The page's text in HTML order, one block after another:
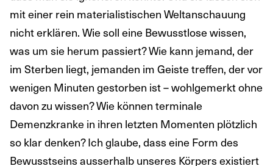
mit einer rein materialistischen Weltanschauung
nicht erklären. Wie soll eine Bewusstlose wissen,
was um sie herum passiert? Wie kann jemand, der
im Sterben liegt, jemanden im Geiste treffen, der vor
wenigen Minuten gestorben ist – wohlgemerkt ohne
davon zu wissen? Wie können terminale
Demenzkranke in ihren letzten Momenten plötzlich
so klar denken? Ich glaube, dass eine Form des
Bewusstseins ausserhalb unseres Körpers existiert